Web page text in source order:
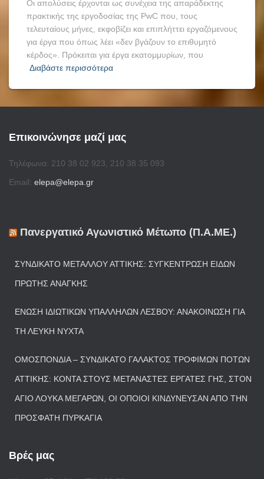
Οι απολύσεις έρχονται ως συνέχεια της απαράδεκτης
πρακτικής της εργοδοσίας της PwC που, τους
τελευταίους μήνες, εκφοβίζει και επιπλήττει εργαζόμενους
για έργα που όπως λέει «δεν βγάζουν το επιθυμητό
κέρδος». Πρόκειται για έργα εκατομμυρίων, που
Διαβάστε περισσότερα
Επικοινώνησε μαζί μας
Τηλέφωνα: 210 38 02 923, 210 38 35 093
Email: elepa@elepa.gr
Πανεργατικό Αγωνιστικό Μέτωπο (Π.Α.ΜΕ.)
ΣΥΝΔΙΚΆΤΟ ΜΕΤΆΛΛΟΥ ΑΤΤΙΚΉΣ: ΣΥΓΚΈΝΤΡΩΣΗ ΕΙΔΏΝ
ΠΡΏΤΗΣ ΑΝΆΓΚΗΣ
ΈΝΩΣΗ ΙΔΙΩΤΙΚΏΝ ΥΠΑΛΛΉΛΩΝ ΛΈΣΒΟΥ: ΑΝΑΚΟΊΝΩΣΗ ΓΙΑ
ΤΗ ΛΕΥΚΉ ΝΎΧΤΑ
ΟΜΟΣΠΟΝΔΊΑ – ΣΥΝΔΙΚΆΤΟ ΓΆΛΑΚΤΟΣ ΤΡΟΦΊΜΩΝ ΠΟΤΏΝ
ΑΤΤΙΚΉΣ: ΚΟΝΤΆ ΣΤΟΥΣ ΜΕΤΑΝΆΣΤΕΣ ΕΡΓΆΤΕΣ ΓΗΣ, ΣΤΟΝ
ΆΓΙΟ ΛΟΥΚΆ ΜΕΓΆΡΩΝ, ΟΙ ΟΠΟΊΟΙ ΚΙΝΔΎΝΕΥΣΑΝ ΑΠΌ ΤΗΝ
ΠΡΌΣΦΑΤΗ ΠΥΡΚΑΓΙΆ
Βρές μας